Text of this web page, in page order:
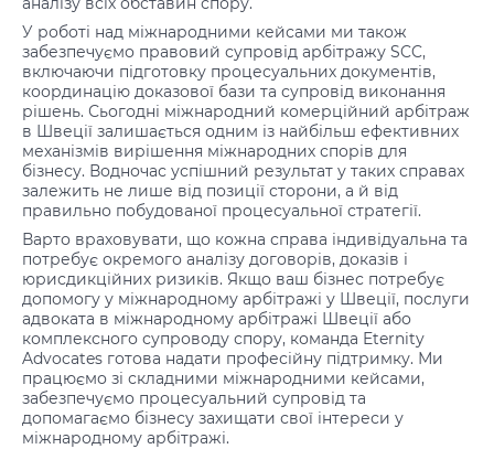
У роботі над міжнародними кейсами ми також
забезпечуємо правовий супровід арбітражу SCC,
включаючи підготовку процесуальних документів,
координацію доказової бази та супровід виконання
рішень. Сьогодні міжнародний комерційний арбітраж
в Швеції залишається одним із найбільш ефективних
механізмів вирішення міжнародних спорів для
бізнесу. Водночас успішний результат у таких справах
залежить не лише від позиції сторони, а й від
правильно побудованої процесуальної стратегії.
Варто враховувати, що кожна справа індивідуальна та
потребує окремого аналізу договорів, доказів і
юрисдикційних ризиків. Якщо ваш бізнес потребує
допомогу у міжнародному арбітражі у Швеції, послуги
адвоката в міжнародному арбітражі Швеції або
комплексного супроводу спору, команда Eternity
Advocates готова надати професійну підтримку. Ми
працюємо зі складними міжнародними кейсами,
забезпечуємо процесуальний супровід та
допомагаємо бізнесу захищати свої інтереси у
міжнародному арбітражі.